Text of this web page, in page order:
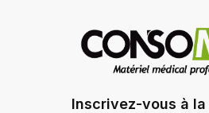
Inscrivez-vous à